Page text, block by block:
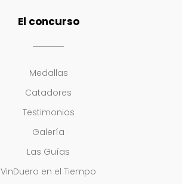
El concurso
Medallas
Catadores
Testimonios
Galería
Las Guías
VinDuero en el Tiempo